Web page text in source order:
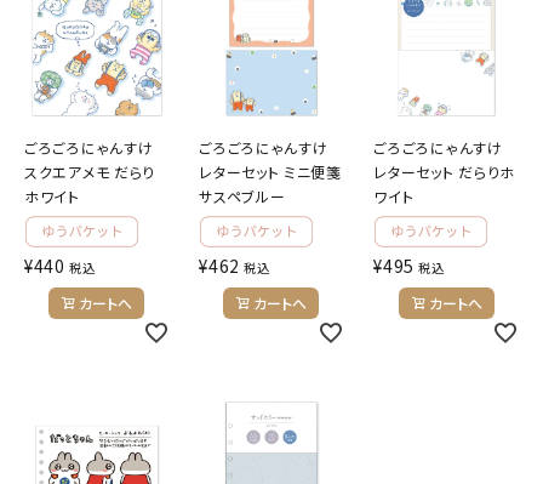
ごろごろにゃんすけ
スクエアメモ だらり
ホワイト
¥440 税込
カートへ
ごろごろにゃんすけ
レターセット ミニ便箋
サスペブルー
¥462 税込
カートへ
ごろごろにゃんすけ
レターセット だらりホ
ワイト
¥495 税込
カートへ